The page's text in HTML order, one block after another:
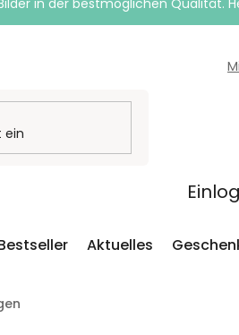
in der bestmöglichen Qualität.
Aktuelles